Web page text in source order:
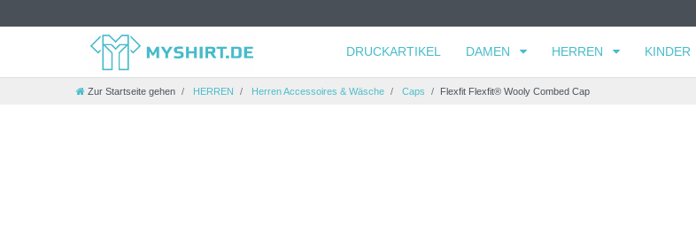
DRUCKARTIKEL DAMEN HERREN KINDER
Zur Startseite gehen HERREN Herren Accessoires & Wäsche Caps Flexfit Flexfit® Wooly Combed Cap